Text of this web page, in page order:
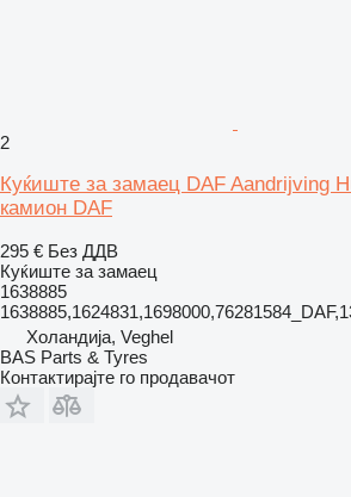
2
Куќиште за замаец DAF Aandrijving
камион DAF
295 € Без ДДВ
Куќиште за замаец
1638885
Холандија, Veghel
BAS Parts & Tyres
Контактирајте го продавачот